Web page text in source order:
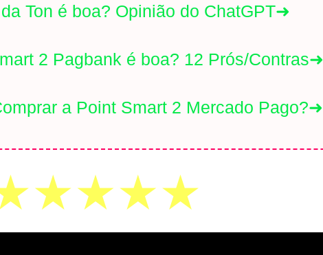
Ton é boa? Opinião do ChatGPT➜
2 Pagbank é boa? 12 Prós/Contras➜
a Point Smart 2 Mercado Pago?➜